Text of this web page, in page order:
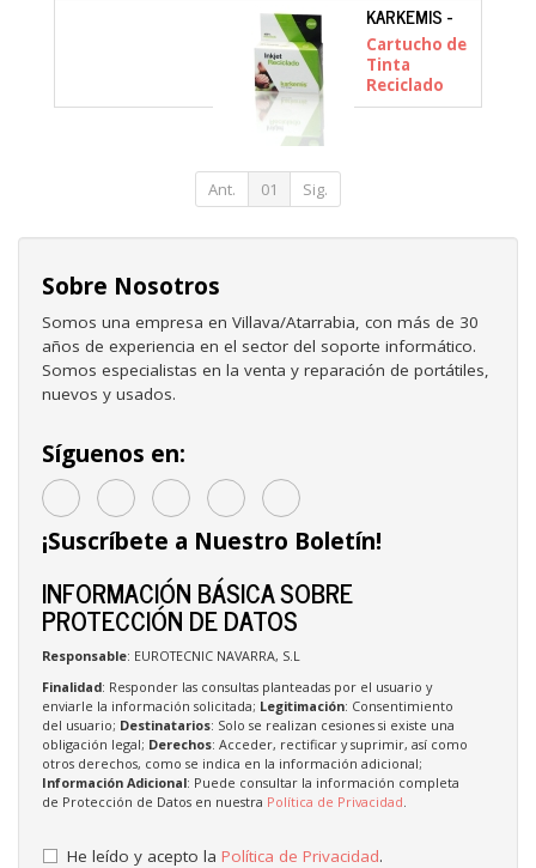
KARKEMIS -
10020010
Cartucho de
Tinta
Reciclado
Karkemis
Ant. 01 Sig.
Sobre Nosotros
Somos una empresa en Villava/Atarrabia, con más de 30
años de experiencia en el sector del soporte informático.
Somos especialistas en la venta y reparación de portátiles,
nuevos y usados.
Síguenos en:
¡Suscríbete a Nuestro Boletín!
INFORMACIÓN BÁSICA SOBRE
PROTECCIÓN DE DATOS
Responsable: EUROTECNIC NAVARRA, S.L
Finalidad: Responder las consultas planteadas por el usuario y
enviarle la información solicitada; Legitimación: Consentimiento
del usuario; Destinatarios: Solo se realizan cesiones si existe una
obligación legal; Derechos: Acceder, rectificar y suprimir, así como
otros derechos, como se indica en la información adicional;
Información Adicional: Puede consultar la información completa
de Protección de Datos en nuestra Política de Privacidad.
He leído y acepto la Política de Privacidad.